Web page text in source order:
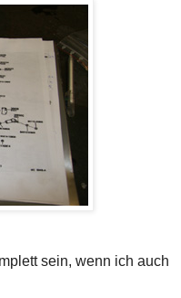
sein, wenn ich auch